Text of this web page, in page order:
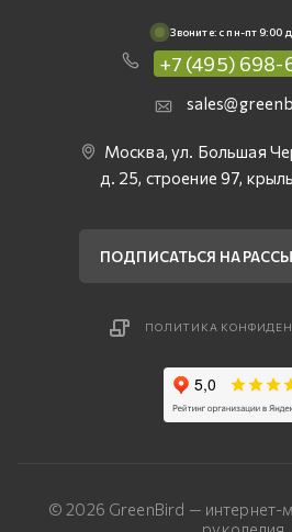
Звоните: c пн-пт 9:00
+7 (495)
Москва, ул. Большая
д. 25, строение 97,
ПОДПИСАТЬСЯ НА
ПОЛИТИКА
© 2026 GreenBird — интернет-